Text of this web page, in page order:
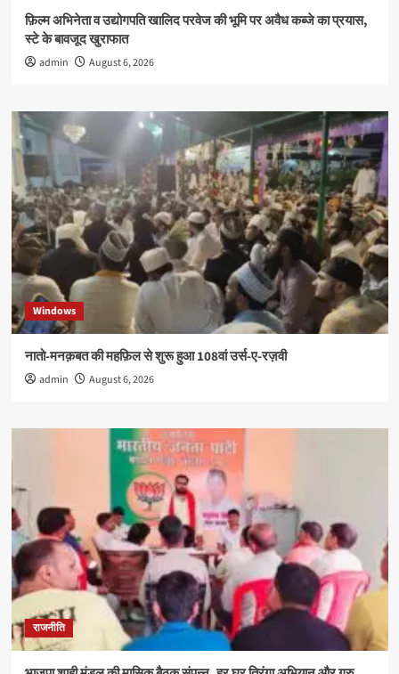
फ़िल्म अभिनेता व उद्योगपति खालिद परवेज की भूमि पर अवैध कब्जे का प्रयास,
स्टे के बावजूद खुराफात
admin August 6, 2026
Windows
नातो-मनक़बत की महफ़िल से शुरू हुआ 108वां उर्स-ए-रज़वी
admin August 6, 2026
राजनीति